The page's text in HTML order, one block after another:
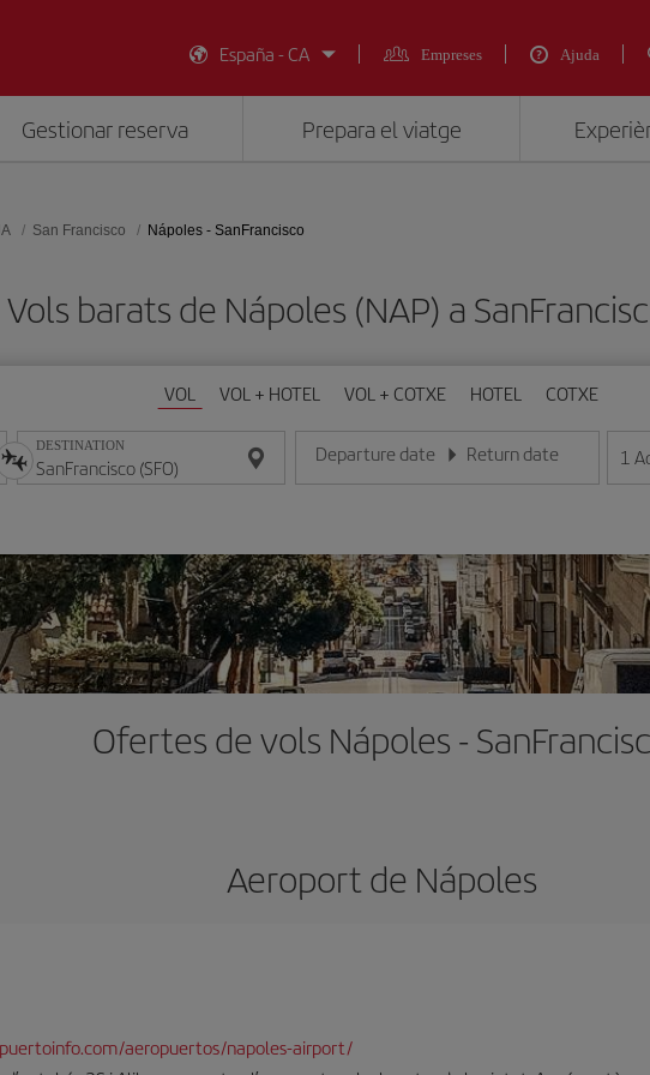
España - CA
Empreses Ajuda
Gestionar reserva Prepara el viatge
San Francisco Nápoles - SanFrancisco
Vols barats de Nápoles (NAP) a
VOL VOL + HOTEL VOL + COTXE HOTEL COTXE
DESTINATION Departure date
Introduce la fecha en format dia/mes/any
Return date
Introduce la fecha en format
1
Ofertes de vols Nápoles -
Aeroport de Nápoles
aeropuertos/napoles-airport/